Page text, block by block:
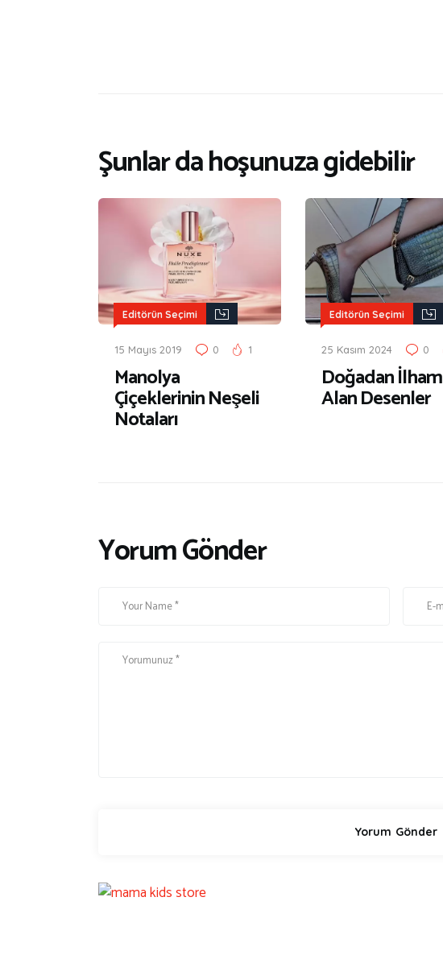
Şunlar da hoşunuza gidebilir
Editörün Seçimi
15 Mayıs 2019 0 1
Manolya
Çiçeklerinin Neşeli
Notaları
Editörün Seçimi
25 Kasım 2024 0
Doğadan İlham
Alan Desenler
Yorum Gönder